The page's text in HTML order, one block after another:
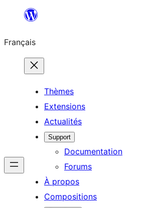
contenu
Français
Thèmes
Extensions
Actualités
Support
Documentation
Forums
À propos
Compositions